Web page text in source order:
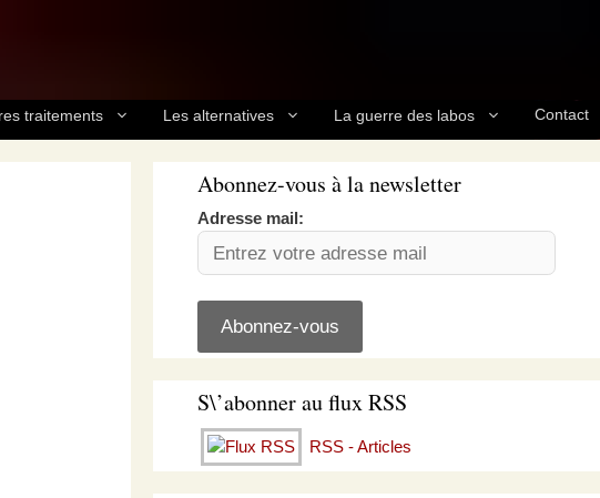
traitements Les alternatives La guerre des labos Contact
Abonnez-vous à la newsletter
Adresse mail:
S\’abonner au flux RSS
RSS - Articles